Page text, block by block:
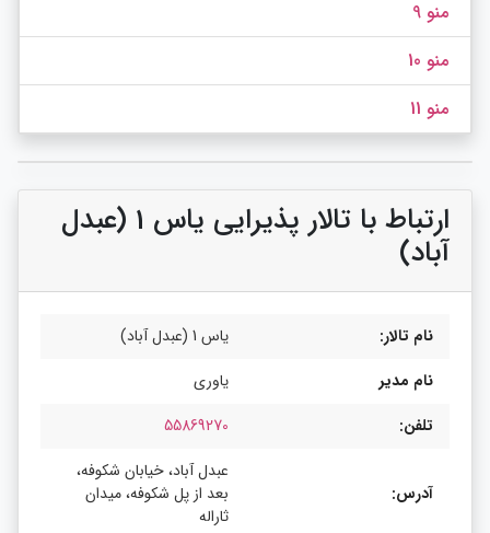
منو 9
منو 10
منو 11
ارتباط با تالار پذیرایی یاس 1 (عبدل
آباد)
نام تالار:
یاس 1 (عبدل آباد)
نام مدیر
یاوری
تلفن:
55869270
آدرس:
عبدل آباد، خیابان شکوفه،
بعد از پل شکوفه، میدان
ثاراله